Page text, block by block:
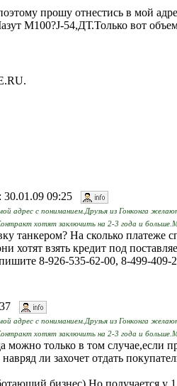
прошу отнестись в мой
М100?J-54,ДТ.Только вот
09:25
адрес с пониманием.Друзья из Гонконга
хотят заключить на 2-3 года и
танкером? На сколько платеже
хотят взять кредит под
8-926-535-62-00, 8-499-
адрес с пониманием.Друзья из Гонконга
хотят заключить на 2-3 года и
можно только в том случае,если
ли захочет отдать